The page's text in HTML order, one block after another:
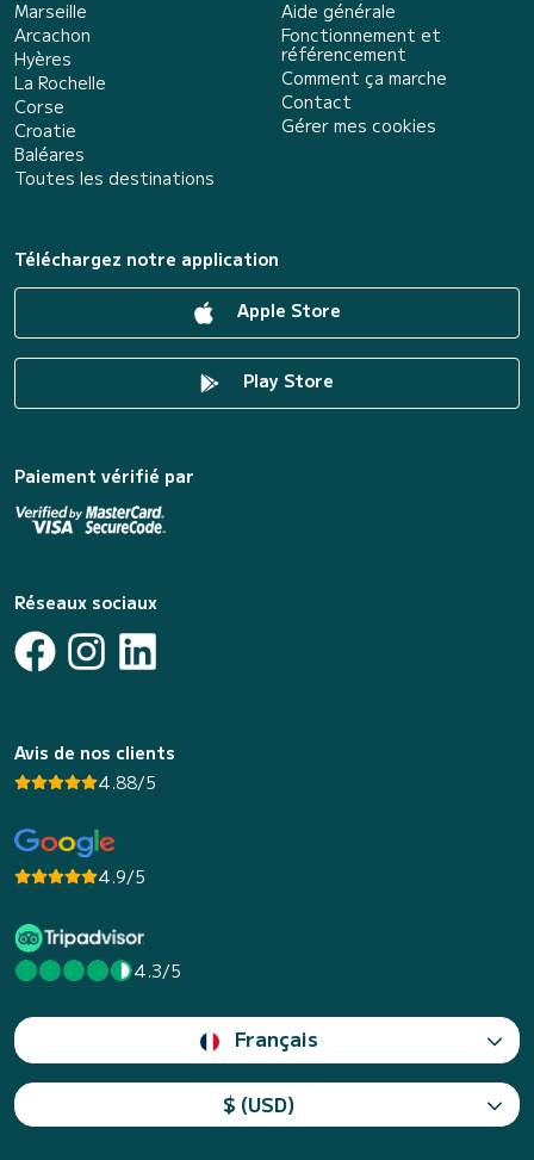
Marseille
Arcachon
Hyères
La Rochelle
Corse
Croatie
Baléares
Toutes les destinations
Aide générale
Fonctionnement et
référencement
Comment ça marche
Contact
Gérer mes cookies
Téléchargez notre application
Apple Store
Play Store
Paiement vérifié par
Réseaux sociaux
Avis de nos clients
4.88/5
4.9/5
4.3/5
Français
$ (USD)